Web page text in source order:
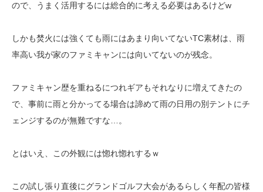
ので、うまく活用するには総合的に考える必要はあるけどw
しかも焚火には強くても雨にはあまり向いてないTC素材は、雨
率高い我が家のファミキャンには向いてないのが残念。
ファミキャン歴を重ねるにつれギアもそれなりに増えてきたの
で、事前に雨と分かってる場合は諦めて雨の日用の別テントにチ
ェンジするのが無難ですな…。
とはいえ、この外観には惚れ惚れするｗ
この試し張り直後にグランドゴルフ大会があるらしく年配の皆様